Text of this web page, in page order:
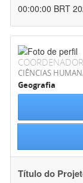
00:00:00 BRT
CIÊNCIAS
Geografia
Título do